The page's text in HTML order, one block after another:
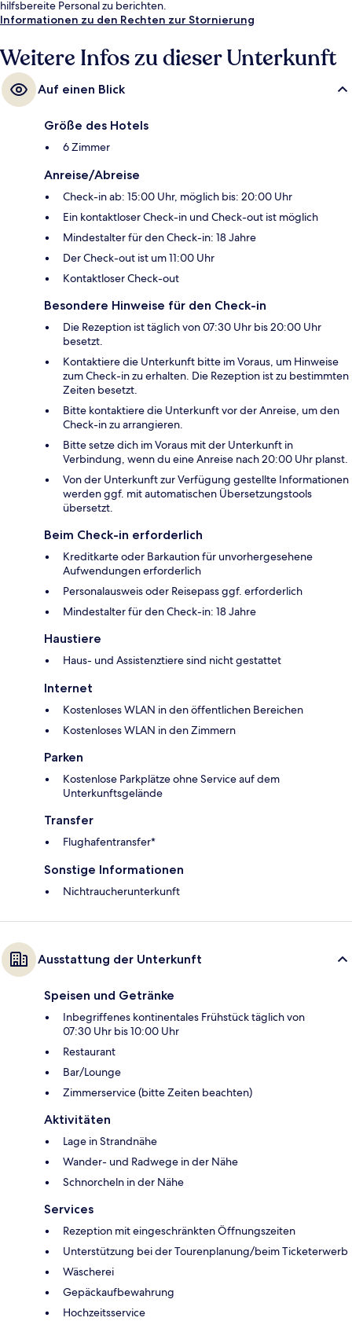
hilfsbereite Personal zu berichten.
Informationen zu den Rechten zur Stornierung
Weitere Infos zu dieser Unterkunft
Auf einen Blick
Größe des Hotels
6 Zimmer
Anreise/Abreise
Check-in ab: 15:00 Uhr, möglich bis: 20:00 Uhr
Ein kontaktloser Check-in und Check-out ist möglich
Mindestalter für den Check-in: 18 Jahre
Der Check-out ist um 11:00 Uhr
Kontaktloser Check-out
Besondere Hinweise für den Check-in
Die Rezeption ist täglich von 07:30 Uhr bis 20:00 Uhr
besetzt.
Kontaktiere die Unterkunft bitte im Voraus, um Hinweise
zum Check-in zu erhalten. Die Rezeption ist zu bestimmten
Zeiten besetzt.
Bitte kontaktiere die Unterkunft vor der Anreise, um den
Check-in zu arrangieren.
Bitte setze dich im Voraus mit der Unterkunft in
Verbindung, wenn du eine Anreise nach 20:00 Uhr planst.
Von der Unterkunft zur Verfügung gestellte Informationen
werden ggf. mit automatischen Übersetzungstools
übersetzt.
Beim Check-in erforderlich
Kreditkarte oder Barkaution für unvorhergesehene
Aufwendungen erforderlich
Personalausweis oder Reisepass ggf. erforderlich
Mindestalter für den Check-in: 18 Jahre
Haustiere
Haus- und Assistenztiere sind nicht gestattet
Internet
Kostenloses WLAN in den öffentlichen Bereichen
Kostenloses WLAN in den Zimmern
Parken
Kostenlose Parkplätze ohne Service auf dem
Unterkunftsgelände
Transfer
Flughafentransfer*
Sonstige Informationen
Nichtraucherunterkunft
Ausstattung der Unterkunft
Speisen und Getränke
Inbegriffenes kontinentales Frühstück täglich von
07:30 Uhr bis 10:00 Uhr
Restaurant
Bar/Lounge
Zimmerservice (bitte Zeiten beachten)
Aktivitäten
Lage in Strandnähe
Wander- und Radwege in der Nähe
Schnorcheln in der Nähe
Services
Rezeption mit eingeschränkten Öffnungszeiten
Unterstützung bei der Tourenplanung/beim Ticketerwerb
Wäscherei
Gepäckaufbewahrung
Hochzeitsservice